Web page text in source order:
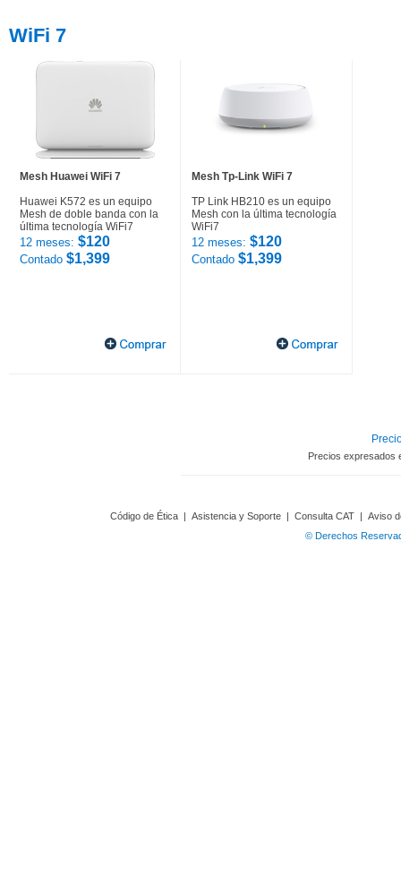
WiFi 7
Mesh Huawei WiFi 7
Huawei K572 es un equipo
Mesh de doble banda con la
última tecnología WiFi7
12 meses: $120
Contado $1,399
Mesh Tp-Link WiFi 7
TP Link HB210 es un equipo
Mesh con la última tecnología
WiFi7
12 meses: $120
Contado $1,399
Precios expresados
Código de Ética | Asistencia y Soporte | Consulta CAT | Aviso
© Derechos